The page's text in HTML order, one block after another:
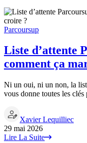
Parcoursup
Liste d’attente
comment ça
Ni un oui, ni un non, la
vous donne toutes les
Xavier Lequilliec
29 mai 2026
Lire La Suite